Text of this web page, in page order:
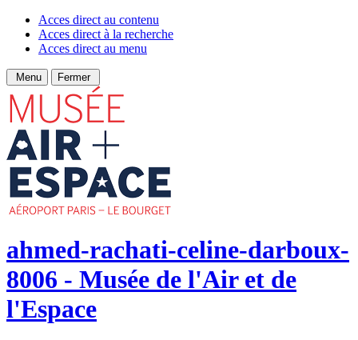
Acces direct au contenu
Acces direct à la recherche
Acces direct au menu
Menu Fermer
ahmed-rachati-celine-darboux-
8006 - Musée de l'Air et de
l'Espace